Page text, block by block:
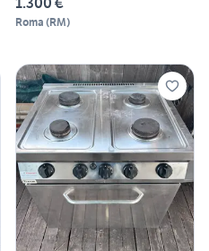
Roma (RM)